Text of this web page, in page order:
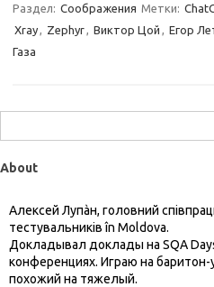
Раздел: Соображения Метки:
Xray, Zephyr, Виктор Цой , Егор
Газа
About
Алексей Лупàн, головний
тестувальників în Moldova.
Докладывал доклады на SQA
конференциях. Играю на
похожий на тяжелый.